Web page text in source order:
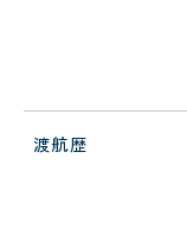
渡航歴